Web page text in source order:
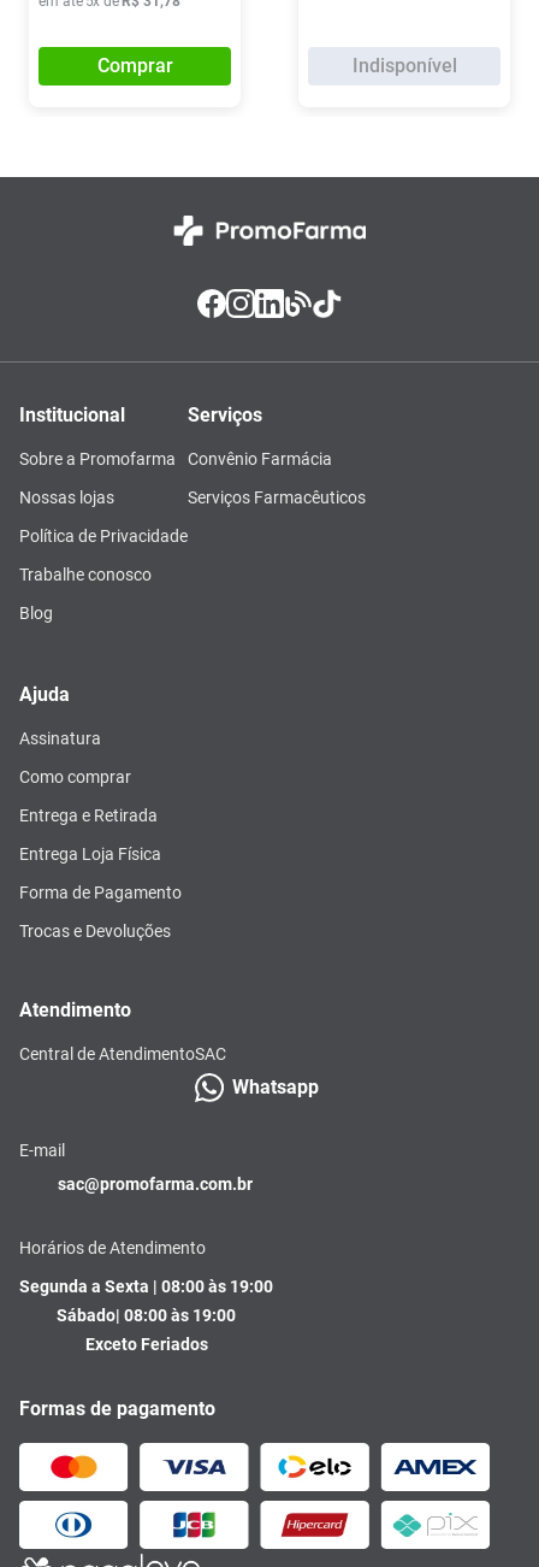
Comprar Indisponível
Institucional
Sobre a Promofarma
Nossas lojas
Política de Privacidade
Trabalhe conosco
Blog
Serviços
Convênio Farmácia
Serviços Farmacêuticos
Ajuda
Assinatura
Como comprar
Entrega e Retirada
Entrega Loja Física
Forma de Pagamento
Trocas e Devoluções
Atendimento
Central de AtendimentoSAC
Whatsapp
E-mail
sac@promofarma.com.br
Horários de Atendimento
Segunda a Sexta | 08:00 às 19:00
Sábado| 08:00 às 19:00
Exceto Feriados
Formas de pagamento